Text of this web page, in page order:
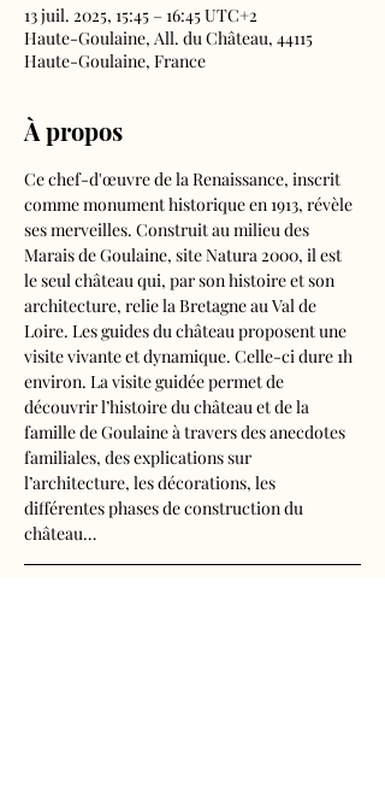
13 juil. 2025, 15:45 – 16:45 UTC+2
Haute-Goulaine, All. du Château, 44115
Haute-Goulaine, France
À propos
Ce chef-d'œuvre de la Renaissance, inscrit
comme monument historique en 1913, révèle
ses merveilles. Construit au milieu des
Marais de Goulaine, site Natura 2000, il est
le seul château qui, par son histoire et son
architecture, relie la Bretagne au Val de
Loire. Les guides du château proposent une
visite vivante et dynamique. Celle-ci dure 1h
environ. La visite guidée permet de
découvrir l’histoire du château et de la
famille de Goulaine à travers des anecdotes
familiales, des explications sur
l’architecture, les décorations, les
différentes phases de construction du
château…